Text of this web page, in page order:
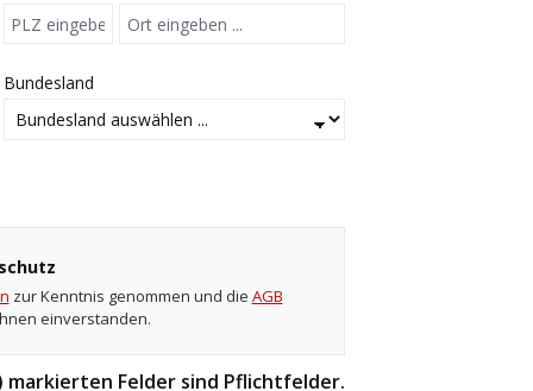
Bundesland
zur Kenntnis genommen und die AGB
einverstanden.
markierten Felder sind Pflichtfelder.